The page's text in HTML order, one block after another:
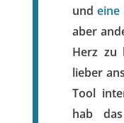
und eine
aber
Herz zu
lieber
Tool
hab